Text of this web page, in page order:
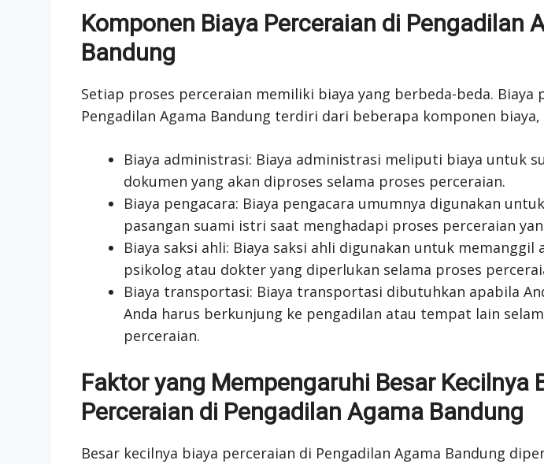
Komponen Biaya Perceraian di Pengadilan
Bandung
Setiap proses perceraian memiliki biaya yang berbeda-beda. Biaya
Pengadilan Agama Bandung terdiri dari beberapa komponen
Biaya administrasi: Biaya administrasi meliputi biaya untuk
dokumen yang akan diproses selama proses perceraian.
Biaya pengacara: Biaya pengacara umumnya digunakan
pasangan suami istri saat menghadapi proses perceraian
Biaya saksi ahli: Biaya saksi ahli digunakan untuk memanggil
psikolog atau dokter yang diperlukan selama proses
Biaya transportasi: Biaya transportasi dibutuhkan apabila
Anda harus berkunjung ke pengadilan atau tempat lain
perceraian.
Faktor yang Mempengaruhi Besar Kecilnya
Perceraian di Pengadilan Agama Bandung
Besar kecilnya biaya perceraian di Pengadilan Agama Bandung